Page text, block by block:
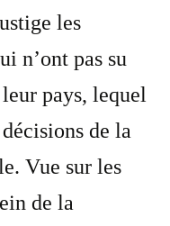
les
n’ont pas su
pays, lequel
de la
Vue sur les
de la